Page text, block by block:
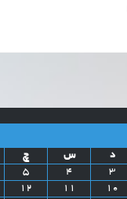
د س چ
3
4
5
10
11
12